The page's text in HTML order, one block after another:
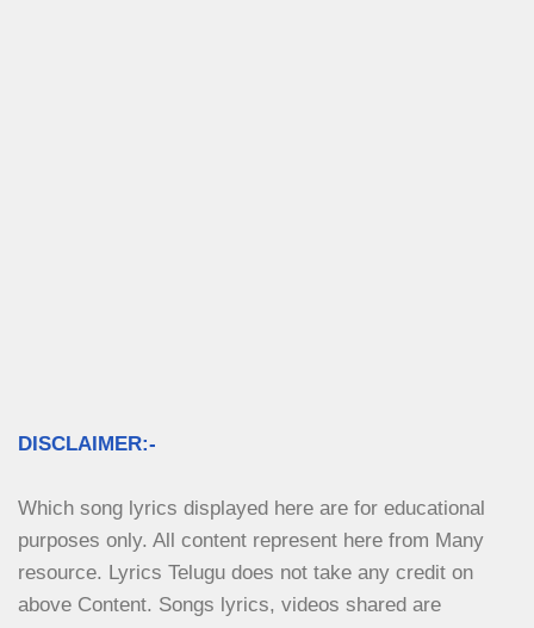
DISCLAIMER:-
Which song lyrics displayed here are for educational
purposes only. All content represent here from Many
resource. Lyrics Telugu does not take any credit on
above Content. Songs lyrics, videos shared are